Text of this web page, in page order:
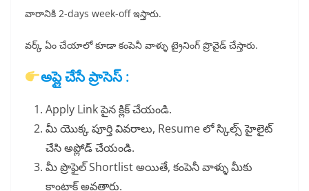
వారానికి 2-days week-off ఇస్తారు.
వర్క్ ఏం చేయాలో కూడా కంపెనీ వాళ్ళు ట్రైనింగ్ ప్రొవైడ్ చేస్తారు.
అప్లై చేసే ప్రాసెస్ :
Apply Link పైన క్లిక్ చేయండి.
మీ యొక్క పూర్తి వివరాలు, Resume లో స్కిల్స్ హైలైట్
చేసి అప్లోడ్ చేయండి.
మీ ప్రొఫైల్ Shortlist అయితే, కంపెనీ వాళ్ళు మీకు
కాంటాక్ట్ అవతారు.